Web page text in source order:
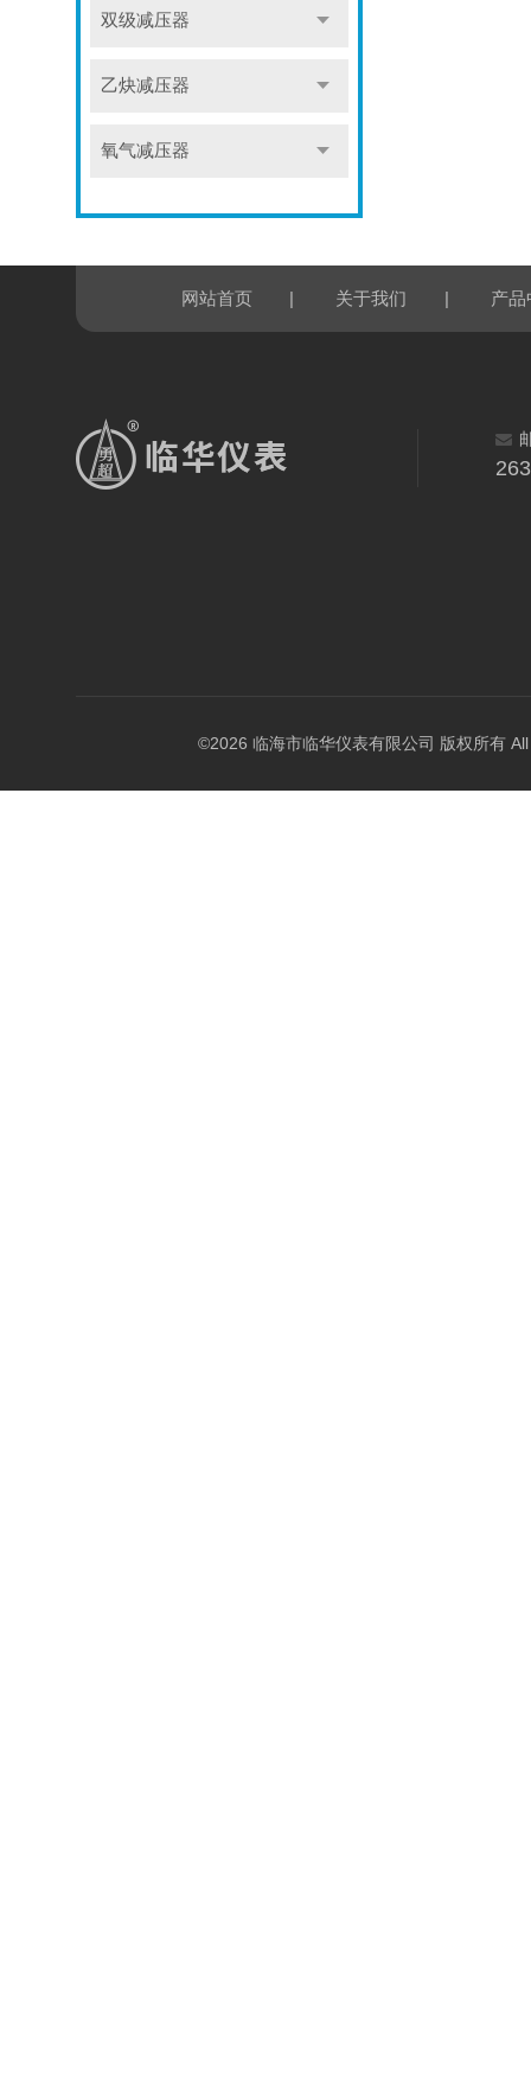
双级减压器
乙炔减压器
氧气减压器
网站首页 | 关于我们 | 产品
©2026 临海市临华仪表有限公司 版权所有